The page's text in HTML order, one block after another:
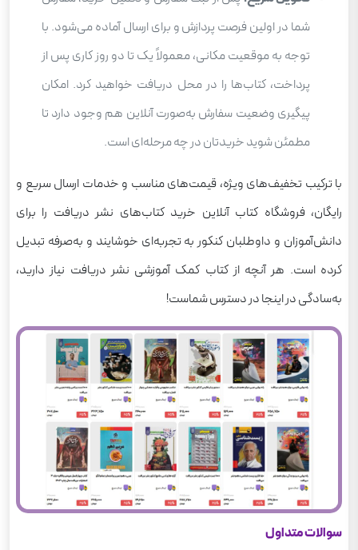
شما در اولین فرصت پردازش و برای ارسال آماده می‌شود. با
توجه به موقعیت مکانی، معمولاً یک تا دو روز کاری پس از
پرداخت، کتاب‌ها را در محل دریافت خواهید کرد. امکان
پیگیری وضعیت سفارش به‌صورت آنلاین هم وجود دارد تا
مطمئن شوید خریدتان در چه مرحله‌ای است.
با ترکیب تخفیف‌های ویژه، قیمت‌های مناسب و خدمات ارسال سریع و
رایگان، فروشگاه کتاب آنلاین خرید کتاب‌های نشر دریافت را برای
دانش‌آموزان و داوطلبان کنکور به تجربه‌ای خوشایند و به‌صرفه تبدیل
کرده است. هر آنچه از کتاب کمک آموزشی نشر دریافت نیاز دارید،
به‌سادگی در اینجا در دسترس شماست!
سوالات متداول